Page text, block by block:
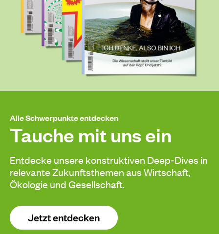
Alle Schwerpunkte entdecken
Tauche mit uns ein
Entdecke unsere konstruktiven Deep-Dives in
relevante Zukunftsthemen aus Wirtschaft,
Ökologie und Gesellschaft.
Jetzt entdecken